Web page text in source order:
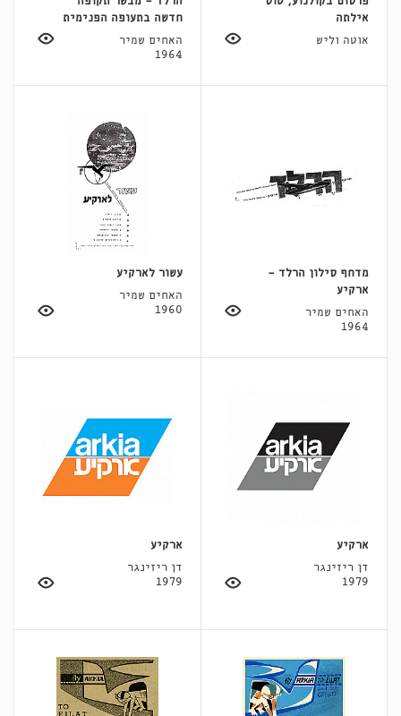
אילתה
אוטה וליש
חדשה בתעופה הפנימית
האחים שמיר
1964
מדחף סילון הרלד -
ארקיע
האחים שמיר
1964
עשור לארקיע
האחים שמיר
1960
ארקיע
דן ריזינגר
1979
ארקיע
דן ריזינגר
1979